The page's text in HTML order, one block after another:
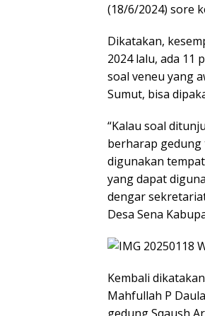
(18/6/2024) sore
Dikatakan,
2024 lalu, ada 11
soal veneu yang
Sumut, bisa
“Kalau soal
berharap gedung
digunakan
yang dapat
dengar
Desa Sena
Kembali
Mahfullah P